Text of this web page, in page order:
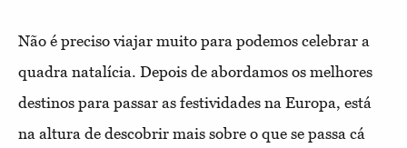
Não é preciso viajar muito para podemos celebrar a
quadra natalícia. Depois de abordamos os melhores
destinos para passar as festividades na Europa, está
na altura de descobrir mais sobre o que se passa cá